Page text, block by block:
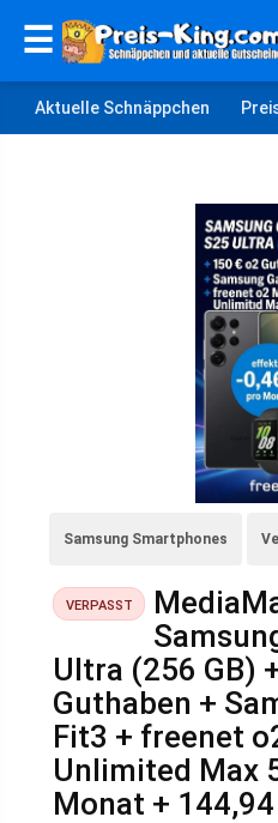
☰
Aktuelle Schnäppchen
Samsung Smartphones
VERPASST
Ultra (256 GB)
Guthaben +
Fit3 + freenet
Unlimited Max
Monat +